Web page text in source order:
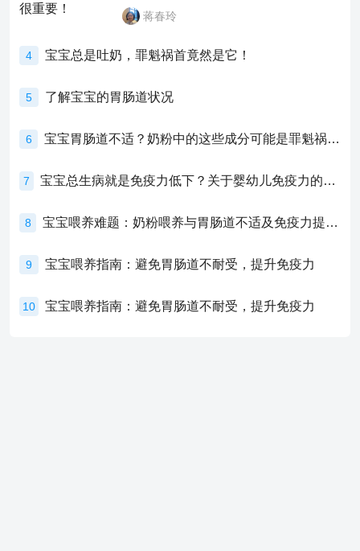
蒋春玲
4 宝宝总是吐奶，罪魁祸首竟然是它！
5 了解宝宝的胃肠道状况
6 宝宝胃肠道不适？奶粉中的这些成分可能是罪魁祸首！
7 宝宝总生病就是免疫力低下？关于婴幼儿免疫力的真相，家长必须了解！
8 宝宝喂养难题：奶粉喂养与胃肠道不适及免疫力提升的奥秘
9 宝宝喂养指南：避免胃肠道不耐受，提升免疫力
10 宝宝喂养指南：避免胃肠道不耐受，提升免疫力